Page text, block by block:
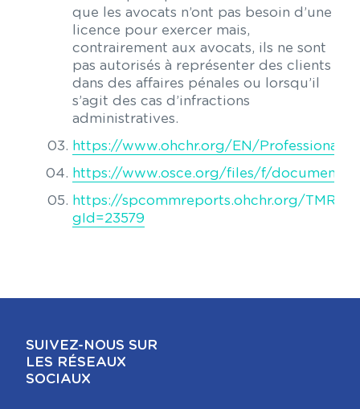
que les avocats n’ont pas besoin d’une
licence pour exercer mais,
contrairement aux avocats, ils ne sont
pas autorisés à représenter des clients
dans des affaires pénales ou lorsqu’il
s’agit des cas d’infractions
administratives.
https://www.ohchr.org/EN/
https://www.osce.org/files/f/documents/
https://spcommreports.ohchr.org/
gId=23579
SUIVEZ-NOUS SUR
LES RÉSEAUX
SOCIAUX